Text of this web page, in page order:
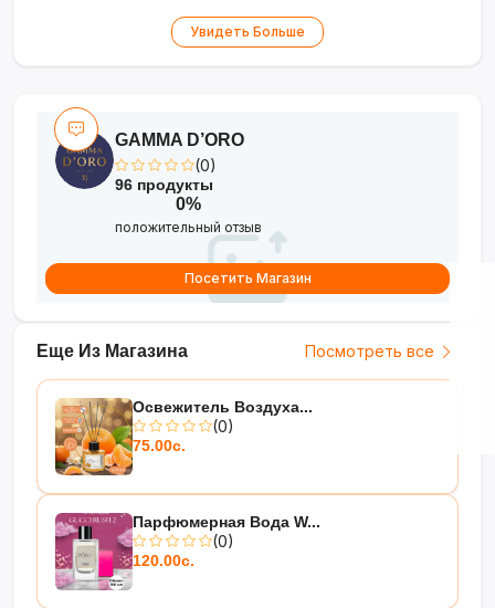
Увидеть Больше
Еще Из Магазина Посмотреть все
Освежитель Воздуха...
(0)
75.00с.
Парфюмерная Вода W...
(0)
120.00с.
GAMMA D’ORO
(0)
96 продукты
0%
положительный отзыв
Посетить Магазин